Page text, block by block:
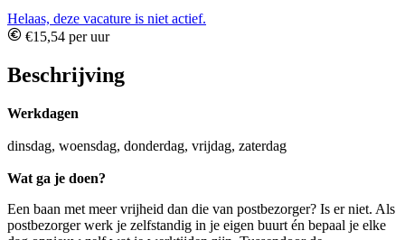
Helaas, deze vacature is niet actief.
€15,54 per uur
Beschrijving
Werkdagen
dinsdag, woensdag, donderdag, vrijdag, zaterdag
Wat ga je doen?
Een baan met meer vrijheid dan die van postbezorger? Is er niet. Als
postbezorger werk je zelfstandig in je eigen buurt én bepaal je elke